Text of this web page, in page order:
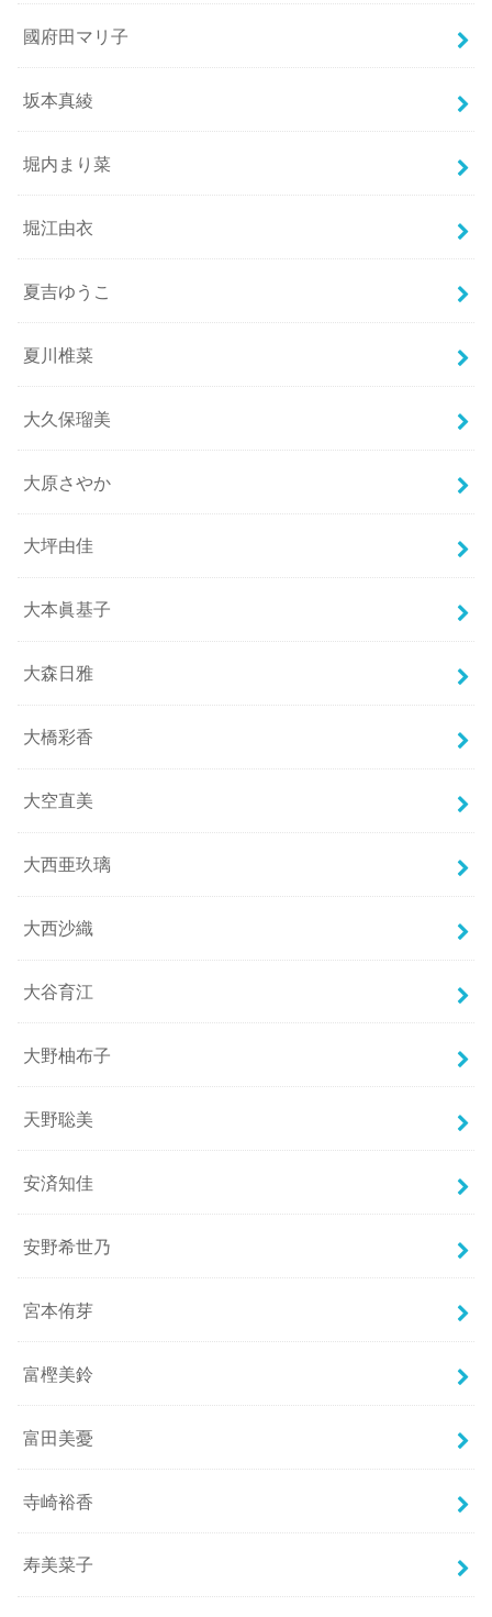
國府田マリ子
坂本真綾
堀内まり菜
堀江由衣
夏吉ゆうこ
夏川椎菜
大久保瑠美
大原さやか
大坪由佳
大本眞基子
大森日雅
大橋彩香
大空直美
大西亜玖璃
大西沙織
大谷育江
大野柚布子
天野聡美
安済知佳
安野希世乃
宮本侑芽
富樫美鈴
富田美憂
寺崎裕香
寿美菜子